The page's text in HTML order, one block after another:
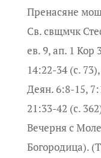
Пренасяне
Св. свщмчк
ев. 9, ап. 1 Кор
14:22-34 (с.
Деян. 6:8-15,
21:33-42 (с.
Вечерня с
Богородица).